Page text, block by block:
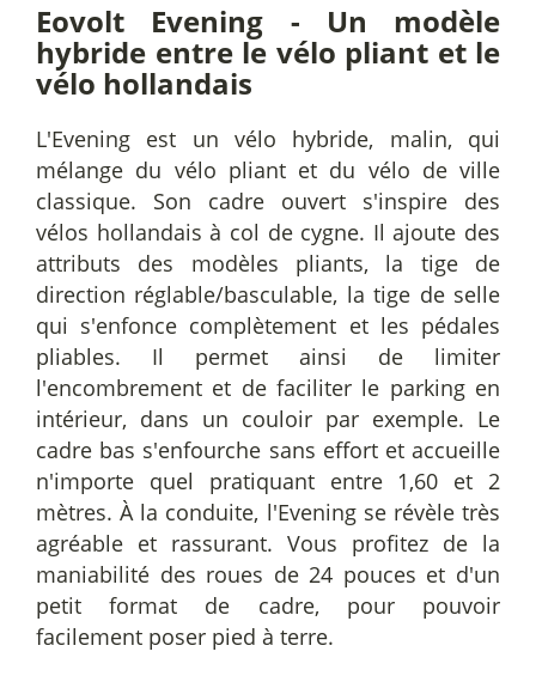
Eovolt Evening - Un modèle
hybride entre le vélo pliant et le
vélo hollandais
L'Evening est un vélo hybride, malin, qui
mélange du vélo pliant et du vélo de ville
classique. Son cadre ouvert s'inspire des
vélos hollandais à col de cygne. Il ajoute des
attributs des modèles pliants, la tige de
direction réglable/basculable, la tige de selle
qui s'enfonce complètement et les pédales
pliables. Il permet ainsi de limiter
l'encombrement et de faciliter le parking en
intérieur, dans un couloir par exemple. Le
cadre bas s'enfourche sans effort et accueille
n'importe quel pratiquant entre 1,60 et 2
mètres. À la conduite, l'Evening se révèle très
agréable et rassurant. Vous profitez de la
maniabilité des roues de 24 pouces et d'un
petit format de cadre, pour pouvoir
facilement poser pied à terre.